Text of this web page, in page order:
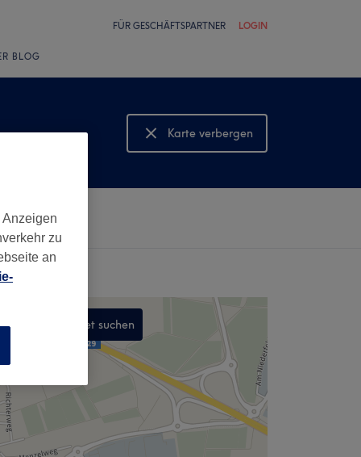
FÜR GESCHÄFTSPARTNER LOGIN
BLOG
Karte verbergen
Karte anzeigen
In diesem Gebiet suchen
zu
an